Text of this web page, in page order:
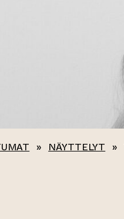
» NÄYTTELYT »